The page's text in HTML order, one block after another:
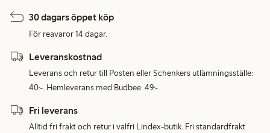
30 dagars öppet köp
För reavaror 14 dagar.
Leveranskostnad
Leverans och retur till Posten eller Schenkers utlämningsställe:
40:-. Hemleverans med Budbee: 49:-.
Fri leverans
Alltid fri frakt och retur i valfri Lindex-butik. Fri standardfrakt